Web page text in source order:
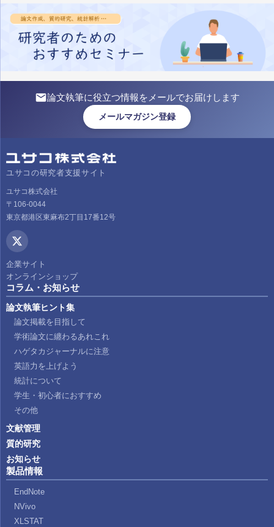
論文執筆に役立つ情報をメールでお届けします
メールマガジン登録
ユサコの研究者支援サイト
ユサコ株式会社
〒106-0044
東京都港区東麻布2丁目17番12号
企業サイト
オンラインショップ
コラム・お知らせ
論文執筆ヒント集
論文掲載を目指して
学術論文に纏わるあれこれ
ハゲタカジャーナルに注意
英語力を上げよう
統計について
学生・初心者におすすめ
その他
文献管理
質的研究
お知らせ
製品情報
EndNote
NVivo
XLSTAT